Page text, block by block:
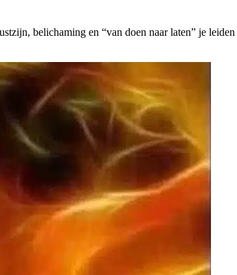
belichaming en “van doen naar laten” je